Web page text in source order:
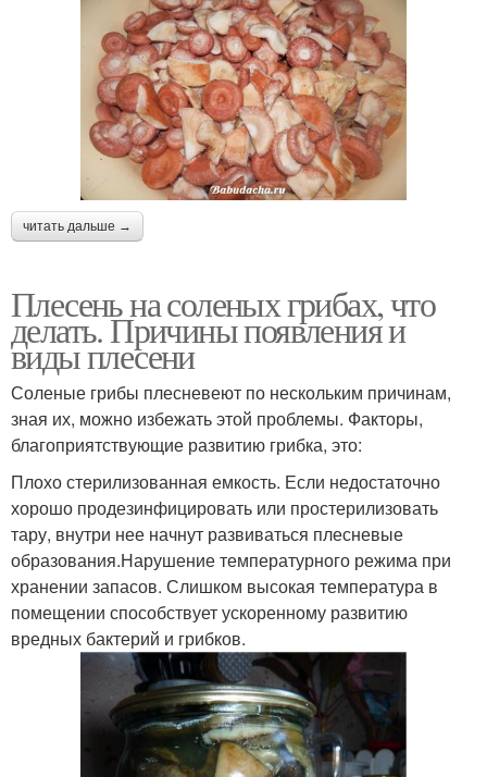
читать дальше →
Плесень на соленых грибах, что
делать. Причины появления и
виды плесени
Соленые грибы плесневеют по нескольким причинам,
зная их, можно избежать этой проблемы. Факторы,
благоприятствующие развитию грибка, это:
Плохо стерилизованная емкость. Если недостаточно
хорошо продезинфицировать или простерилизовать
тару, внутри нее начнут развиваться плесневые
образования.Нарушение температурного режима при
хранении запасов. Слишком высокая температура в
помещении способствует ускоренному развитию
вредных бактерий и грибков.